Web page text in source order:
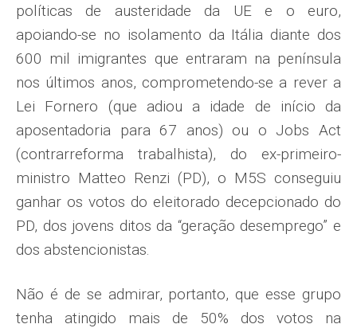
políticas de austeridade da UE e o euro,
apoiando-se no isolamento da Itália diante dos
600 mil imigrantes que entraram na península
nos últi­mos anos, comprometendo-se a rever a
Lei Fornero (que adiou a idade de iní­cio da
aposentadoria para 67 anos) ou o Jobs Act
(contrarreforma trabalhis­ta), do ex-primeiro-
ministro Matteo Renzi (PD), o M5S conseguiu
ganhar os votos do eleitorado decepcionado do
PD, dos jovens ditos da “geração desemprego” e
dos abstencionistas.
Não é de se admirar, portanto, que esse grupo
tenha atingido mais de 50% dos votos na